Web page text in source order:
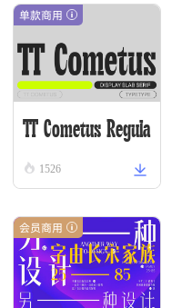
单款商用
TT Cometus Regula
r
1526
会员商用